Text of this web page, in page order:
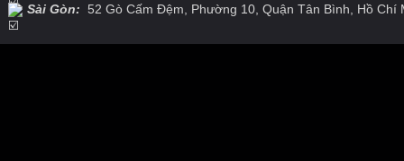
Sài Gòn: 52 Gò Cấm Đệm, Phường 10, Quận Tân Bình, Hồ Chí